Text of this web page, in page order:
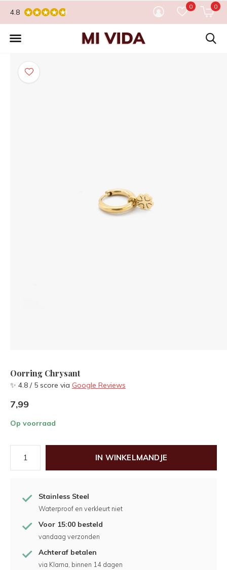
0 0
4.8
Oorring Chrysant
✨ 4.8 / 5 score via Google Reviews
7,99
Op voorraad
IN WINKELMANDJE
Stainless Steel
Waterproof en verkleurt niet
Voor 15:00 besteld
vandaag verzonden
Achteraf betalen
via Klarna, binnen 14 dagen